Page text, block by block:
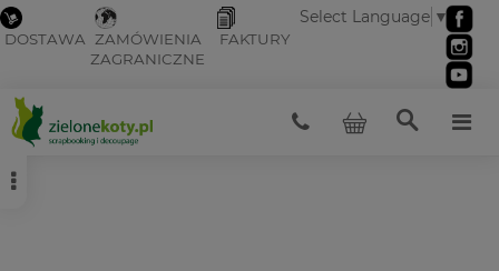
DOSTAWA ZAMÓWIENIA
ZAGRANICZNE
FAKTURY
Select Language ▼